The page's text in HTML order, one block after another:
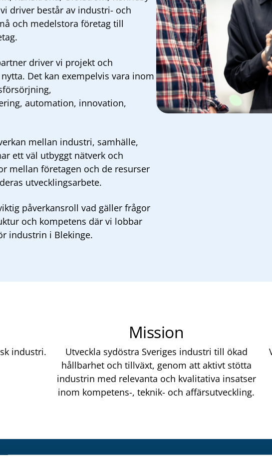
vi driver består av industri- och
och medelstora företag till
driver vi projekt och
Det kan exempelvis vara inom
automation, innovation,
mellan industri, samhälle,
ett väl utbyggt nätverk och
mellan företagen och de resurser
utvecklingsarbete.
påverkansroll vad gäller frågor
och kompetens där vi lobbar
industrin i Blekinge.
industri.
Mission
Utveckla sydöstra Sveriges industri till ökad
hållbarhet och tillväxt, genom att aktivt stötta
industrin med relevanta och kvalitativa insatser
inom kompetens-, teknik- och affärsutveckling.